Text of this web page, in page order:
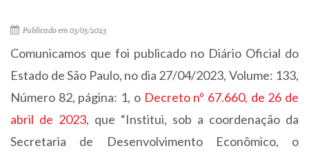
Publicado em 03/05/2023
Comunicamos que foi publicado no Diário Oficial do
Estado de São Paulo, no dia 27/04/2023, Volume: 133,
Número 82, página: 1, oDecreto nº 67.660, de 26 de
abril de 2023, que “Institui, sob a coordenação da
Secretaria de Desenvolvimento Econômico, o